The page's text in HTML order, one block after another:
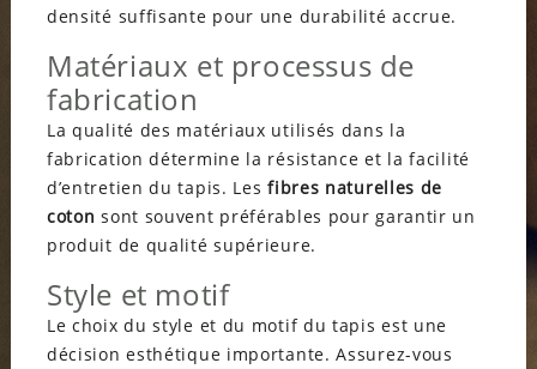
densité suffisante pour une durabilité accrue.
Matériaux et processus de
fabrication
La qualité des matériaux utilisés dans la
fabrication détermine la résistance et la facilité
d’entretien du tapis. Lesfibres naturelles de
coton sont souvent préférables pour garantir un
produit de qualité supérieure.
Style et motif
Le choix du style et du motif du tapis est une
décision esthétique importante. Assurez-vous